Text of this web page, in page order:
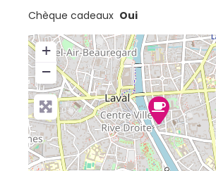
Chèque cadeaux Oui
+
−